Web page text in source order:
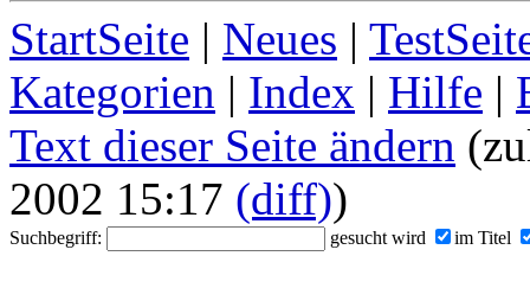
StartSeite | Neues |
Kategorien | Index | Hilfe |
Text dieser Seite ändern
2002 15:17 (diff))
Suchbegriff: gesucht wird im Titel